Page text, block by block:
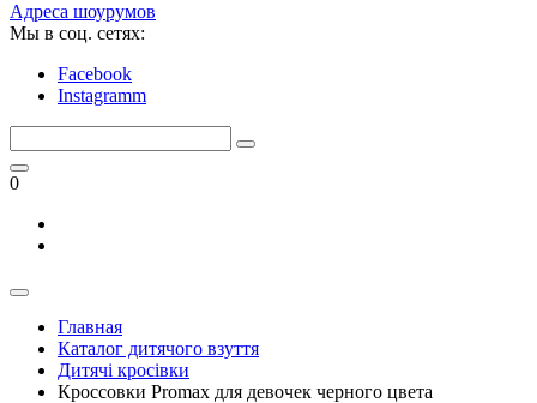
Адреса шоурумов
Мы в соц. сетях:
Facebook
Instagramm
0
Главная
Каталог дитячого взуття
Дитячі кросівки
Кроссовки Promax для девочек черного цвета